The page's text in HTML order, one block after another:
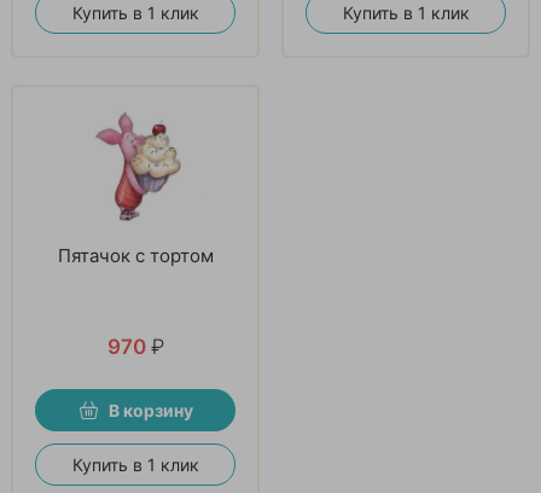
Купить в 1 клик Купить в 1 клик
Пятачок с тортом
970 ₽
В корзину
Купить в 1 клик